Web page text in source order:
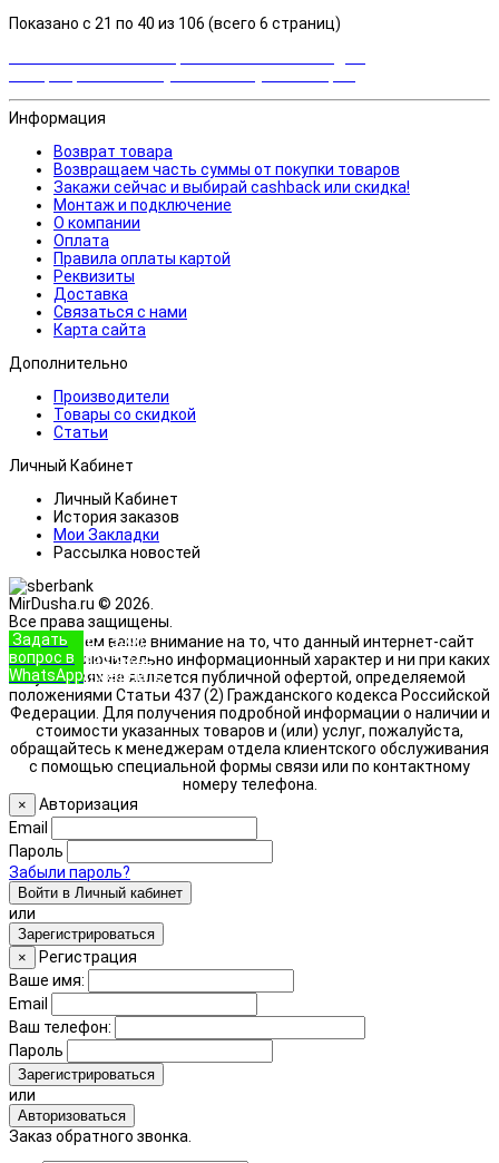
Показано с 21 по 40 из 106 (всего 6 страниц)
Информация
Возврат товара
Возвращаем часть суммы от покупки товаров
Закажи сейчас и выбирай cashback или скидка!
Монтаж и подключение
О компании
Оплата
Правила оплаты картой
Реквизиты
Доставка
Связаться с нами
Карта сайта
Дополнительно
Производители
Товары со скидкой
Статьи
Личный Кабинет
Личный Кабинет
История заказов
Мои Закладки
Рассылка новостей
MirDusha.ru © 2026.
Все права защищены.
Обращаем ваше внимание на то, что данный интернет-сайт
носит исключительно информационный характер и ни при каких
условиях не является публичной офертой, определяемой
положениями Статьи 437 (2) Гражданского кодекса Российской
Федерации. Для получения подробной информации о наличии и
стоимости указанных товаров и (или) услуг, пожалуйста,
обращайтесь к менеджерам отдела клиентского обслуживания
с помощью специальной формы связи или по контактному
номеру телефона.
Задать
вопрос в
WhatsApp
+7 (933)
888-8322
Позвонить
×
Авторизация
Email
Пароль
Забыли пароль?
Войти в Личный кабинет
или
Зарегистрироваться
×
Регистрация
Ваше имя:
Email
Ваш телефон:
Пароль
Зарегистрироваться
или
Авторизоваться
Заказ обратного звонка.